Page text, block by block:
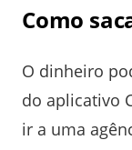
Como
O dinheiro
do aplicativo
ir a uma